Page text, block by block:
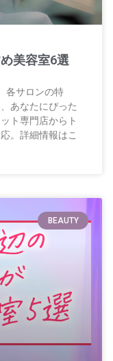
美容室6選
各サロンの特
あなたにぴった
ト専門店からト
。詳細情報はこ
BEAUTY